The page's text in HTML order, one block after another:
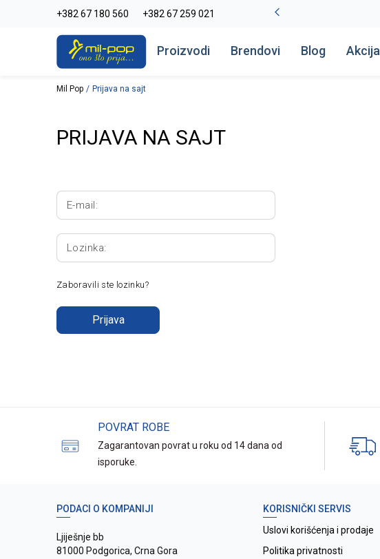
+382 67 180 560 +382 67 259 021
La Plage peškiri do -30% Pogledaj više
Proizvodi Brendovi Blog Akcija
Mil Pop Prijava na sajt
PRIJAVA NA SAJT
E-mail:
Lozinka:
Zaboravili ste lozinku?
Prijava
POVRAT ROBE
Zagarantovan povrat u roku od 14 dana od
isporuke.
PODACI O KOMPANIJI
Ljiješnje bb
81000 Podgorica, Crna Gora
KORISNIČKI SERVIS
Uslovi korišćenja i prodaje
Politika privatnosti